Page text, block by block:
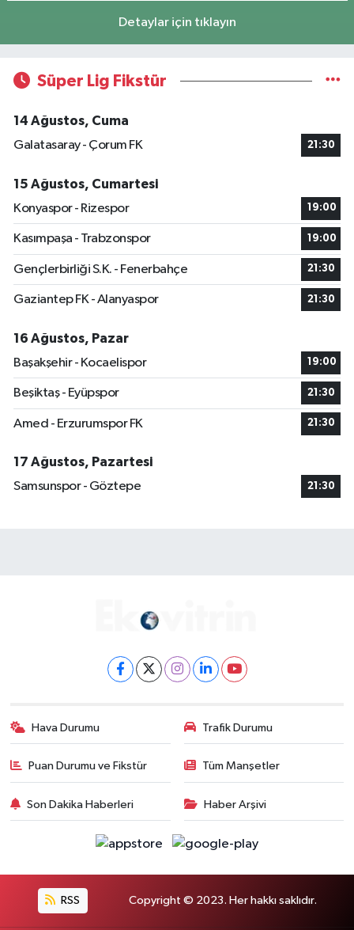
Detaylar için tıklayın
Süper Lig Fikstür
14 Ağustos, Cuma
Galatasaray - Çorum FK
21:30
15 Ağustos, Cumartesi
Konyaspor - Rizespor
19:00
Kasımpaşa - Trabzonspor 19:00
Gençlerbirliği S.K. - Fenerbahçe 21:30
Gaziantep FK - Alanyaspor 21:30
16 Ağustos, Pazar
Başakşehir - Kocaelispor
19:00
Beşiktaş - Eyüpspor 21:30
Amed - Erzurumspor FK 21:30
17 Ağustos, Pazartesi
Samsunspor - Göztepe
21:30
Hava Durumu Trafik Durumu
Puan Durumu ve Fikstür Tüm Manşetler
Son Dakika Haberleri Haber Arşivi
RSS Copyright © 2023. Her hakkı saklıdır.